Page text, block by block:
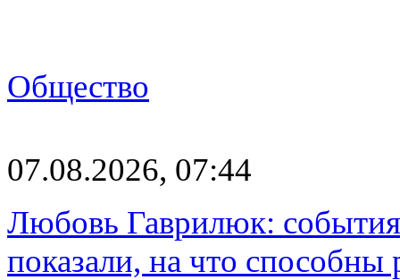
Общество
07.08.2026, 07:44
Любовь Гаврилюк:
показали, на что